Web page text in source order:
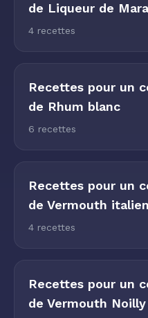
de Liqueur de
4 recettes
Recettes pour un
de Rhum blanc
6 recettes
Recettes pour un
de Vermouth italien
4 recettes
Recettes pour un
de Vermouth